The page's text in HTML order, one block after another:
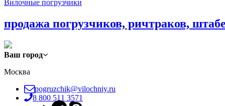
Вилочные погрузчики
продажа погрузчиков, ричтраков,
Ваш город
Москва
pogruzchik@vilochniy.ru
8 800 511 3571